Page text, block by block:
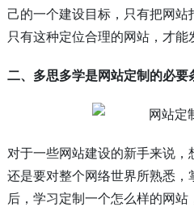
己的一个建设目标，只有把网站
只有这种定位合理的网站，才能
二、多思多学是网站定制的必要
对于一些网站建设的新手来说
还是要对整个网络世界所熟悉
后，学习定制一个怎么样的网